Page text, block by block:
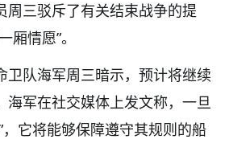
周三驳斥了有关结束战争的提
厢情愿”。
卫队海军周三暗示，预计将继续
海军在社交媒体上发文称，一旦
，它将能够保障遵守其规则的船